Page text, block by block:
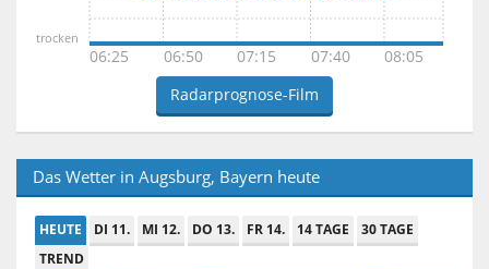
06:25 06:50 07:15 07:40 08:05
trocken
Radarprognose-Film
Das Wetter in Augsburg, Bayern heute
HEUTE DI 11. MI 12. DO 13. FR 14. 14 TAGE
30 TAGE
TREND